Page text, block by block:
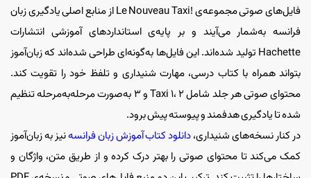
فایل‌های صوتی مجموعه‌ی !Le Nouveau Taxi از منابع اصلی یادگیری زبان
فرانسه به‌شمار می‌آیند و بر پایه‌ی استانداردهای آموزشی انتشارات
Hachette تولید شده‌اند. این فایل‌ها به‌گونه‌ای طراحی شده‌اند که زبان‌آموز
بتواند همراه با کتاب درسی، مهارت شنیداری و تلفظ خود را تقویت کند.
محتوای صوتی هر جلد شامل Taxi 1، ۲ و ۳ به‌صورت مرحله‌به‌مرحله تنظیم
شده تا یادگیری هدفمند و پیوسته پیش برود.
در کنار نسخه‌های شنیداری،دانلود کتاب آموزش زبان فرانسهنیز به زبان‌آموز
کمک می‌کند تا محتوای صوتی را بهتر درک کرده و از طریق متن، واژگان و